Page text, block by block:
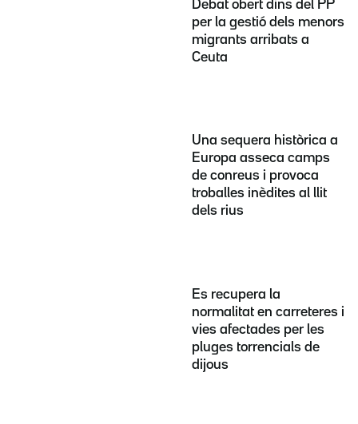
Debat obert dins del PP
per la gestió dels menors
migrants arribats a
Ceuta
Una sequera històrica a
Europa asseca camps
de conreus i provoca
troballes inèdites al llit
dels rius
Es recupera la
normalitat en carreteres i
vies afectades per les
pluges torrencials de
dijous